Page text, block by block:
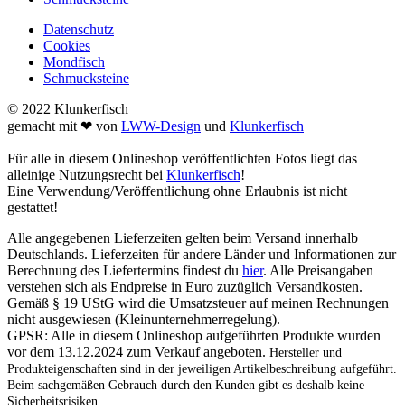
Datenschutz
Cookies
Mondfisch
Schmucksteine
© 2022 Klunkerfisch
gemacht mit ❤ von LWW-Design und Klunkerfisch
Für alle in diesem Onlineshop veröffentlichten Fotos liegt das
alleinige Nutzungsrecht bei Klunkerfisch!
Eine Verwendung/Veröffentlichung ohne Erlaubnis ist nicht
gestattet!
Alle angegebenen Lieferzeiten gelten beim Versand innerhalb
Deutschlands. Lieferzeiten für andere Länder und Informationen zur
Berechnung des Liefertermins findest du hier. Alle Preisangaben
verstehen sich als Endpreise in Euro zuzüglich Versandkosten.
Gemäß § 19 UStG wird die Umsatzsteuer auf meinen Rechnungen
nicht ausgewiesen (Kleinunternehmerregelung).
GPSR: Alle in diesem Onlineshop aufgeführten Produkte wurden
vor dem 13.12.2024 zum Verkauf angeboten. Hersteller und
Produkteigenschaften sind in der jeweiligen Artikelbeschreibung aufgeführt.
Beim sachgemäßen Gebrauch durch den Kunden gibt es deshalb keine
Sicherheitsrisiken.